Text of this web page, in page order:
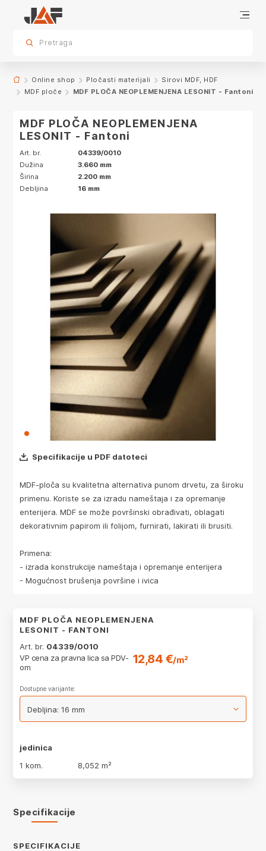
sr.skip-to.main-content
sr.skip-to.table-of-contents
sr.skip-to.main-navigation
Specifikacije
Pretraga
Online shop Pločasti materijali
Sirovi MDF, HDF
MDF ploče
MDF PLOČA NEOPLEMENJENA LESONIT - Fantoni
MDF PLOČA NEOPLEMENJENA
LESONIT - Fantoni
Art. br.
04339/0010
Dužina
3.660 mm
Širina
2.200 mm
Debljina
16 mm
Specifikacije u PDF datoteci
MDF-ploča su kvalitetna alternativa punom drvetu, za široku
primenu. Koriste se za izradu nameštaja i za opremanje
enterijera. MDF se može površinski obrađivati, oblagati
dekorativnim papirom ili folijom, furnirati, lakirati ili brusiti.
Primena:
- izrada konstrukcije nameštaja i opremanje enterijera
- Mogućnost brušenja površine i ivica
MDF PLOČA NEOPLEMENJENA
LESONIT - FANTONI
Art. br. 04339/0010
VP cena za pravna lica sa PDV-
om
12,84 €/m²
Dostupne varijante:
jedinica
1 kom.
8,052 m²
Specifikacije
SPECIFIKACIJE